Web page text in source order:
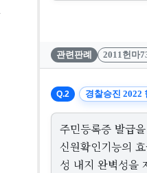
관련판례 2011헌마
Q.2 경찰승진 2022
주민등록증 발급
신원확인기능의
성 내지 완벽성을